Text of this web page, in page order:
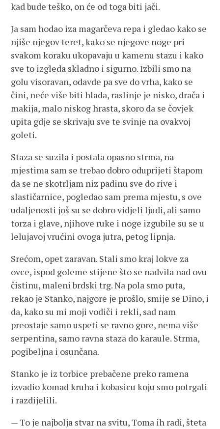
kad bude teško, on će od toga biti jači.
Ja sam hodao iza magarčeva repa i gledao kako se
njiše njegov teret, kako se njegove noge pri
svakom koraku ukopavaju u kamenu stazu i kako
sve to izgleda skladno i sigurno. Izbili smo na
golu visoravan, odavde pa sve do vrha, kako se
čini, neće više biti hlada, raslinje je nisko, drača i
makija, malo niskog hrasta, skoro da se čovjek
upita gdje se skrivaju sve te svinje na ovakvoj
goleti.
Staza se suzila i postala opasno strma, na
mjestima sam se trebao dobro oduprijeti štapom
da se ne skotrljam niz padinu sve do rive i
slastičarnice, pogledao sam prema mjestu, s ove
udaljenosti još su se dobro vidjeli ljudi, ali samo
torza i glave, njihove ruke i noge izgubile su se u
lelujavoj vrućini ovoga jutra, petog lipnja.
Srećom, opet zaravan. Stali smo kraj lokve za
ovce, ispod goleme stijene što se nadvila nad ovu
čistinu, maleni brdski trg. Na pola smo puta,
rekao je Stanko, najgore je prošlo, smije se Dino, i
da, kako su mi moji vodiči i rekli, sad nam
preostaje samo uspeti se ravno gore, nema više
serpentina, samo ravna staza do karaule. Strma,
pogibeljna i osunčana.
Stanko je iz torbice prebačene preko ramena
izvadio komad kruha i kobasicu koju smo potrgali
i razdijelili.
— To je najbolja stvar na svitu, Toma ih radi, šteta